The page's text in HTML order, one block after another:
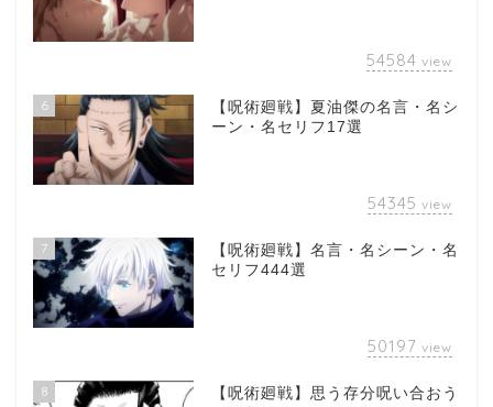
54584 view
6
【呪術廻戦】夏油傑の名言・名シ
ーン・名セリフ17選
54345 view
7
【呪術廻戦】名言・名シーン・名
セリフ444選
50197 view
8
【呪術廻戦】思う存分呪い合おう